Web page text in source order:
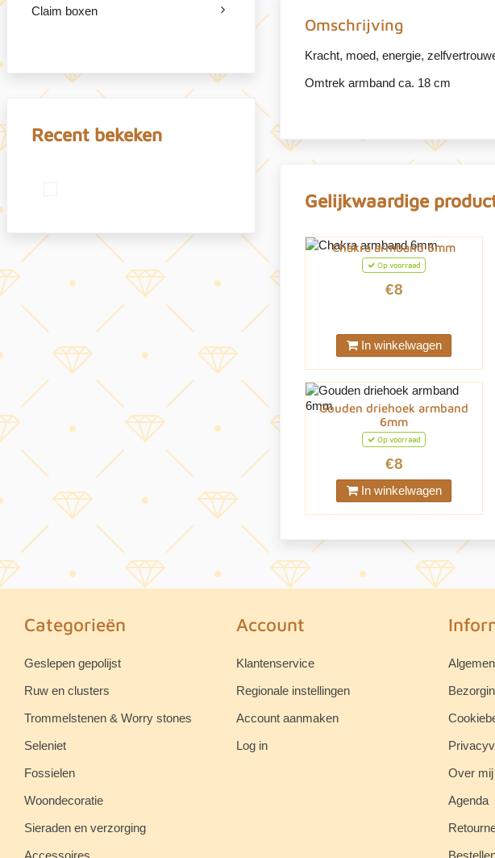
Claim boxen
Recent bekeken
Omschrijving
Kracht, moed, energie,
Omtrek armband ca. 18 cm
Gelijkwaardige
Chakra armband 6mm
Op voorraad
€8
In winkelwagen
Gouden driehoek armband
6mm
Op voorraad
€8
In winkelwagen
Categorieën
Geslepen gepolijst
Ruw en clusters
Trommelstenen & Worry stones
Seleniet
Fossielen
Woondecoratie
Sieraden en verzorging
Account
Klantenservice
Regionale instellingen
Account aanmaken
Log in
Over mij
Agenda